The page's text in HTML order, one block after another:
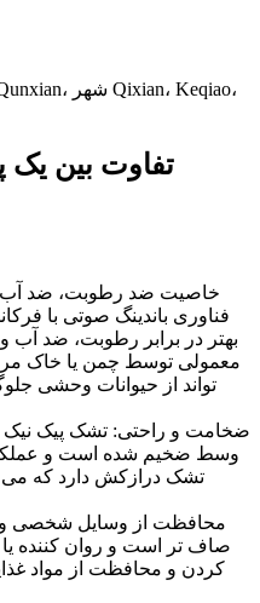
تفاوت بین یک
فناوری باندینگ صوتی با
بهتر در برابر رطوبت، ضد آب
معمولی توسط چمن یا خاک
تواند از حیوانات وحشی
وسط ضخیم شده است و
تشک درازکش دارد که می
صاف تر است و روان کننده یا
کردن و محافظت از مواد